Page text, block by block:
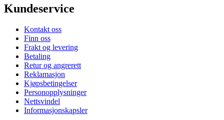
Kundeservice
Kontakt oss
Finn oss
Frakt og levering
Betaling
Retur og angrerett
Reklamasjon
Kjøpsbetingelser
Personopplysninger
Nettsvindel
Informasjonskapsler